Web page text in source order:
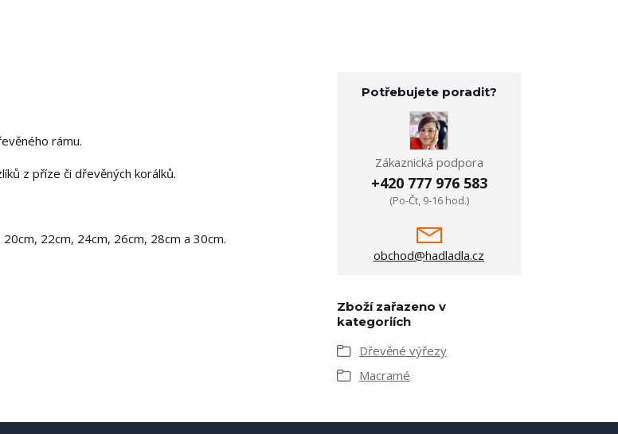
rámu.
z příze či dřevěných korálků.
22cm, 24cm, 26cm, 28cm a 30cm.
Potřebujete poradit?
Zákaznická podpora
+420 777 976 583
(Po-Čt, 9-16 hod.)
obchod@hadladla.cz
Zboží zařazeno v
kategoriích
Dřevěné výřezy
Macramé